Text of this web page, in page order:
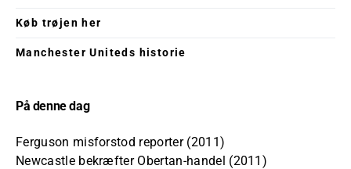
Køb trøjen her
Manchester Uniteds historie
På denne dag
Ferguson misforstod reporter (2011)
Newcastle bekræfter Obertan-handel (2011)